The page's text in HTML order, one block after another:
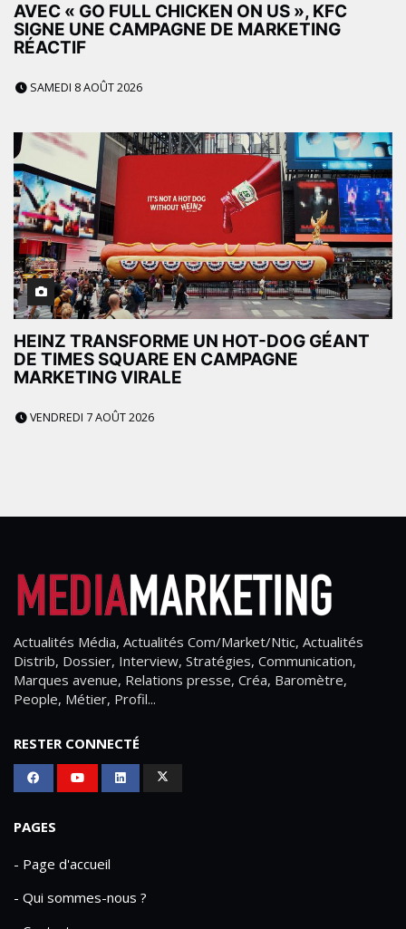
AVEC « GO FULL CHICKEN ON US », KFC
SIGNE UNE CAMPAGNE DE MARKETING
RÉACTIF
SAMEDI 8 AOÛT 2026
HEINZ TRANSFORME UN HOT-DOG GÉANT
DE TIMES SQUARE EN CAMPAGNE
MARKETING VIRALE
VENDREDI 7 AOÛT 2026
Actualités Média, Actualités Com/Market/Ntic, Actualités
Distrib, Dossier, Interview, Stratégies, Communication,
Marques avenue, Relations presse, Créa, Baromètre,
People, Métier, Profil...
RESTER CONNECTÉ
PAGES
- Page d'accueil
- Qui sommes-nous ?